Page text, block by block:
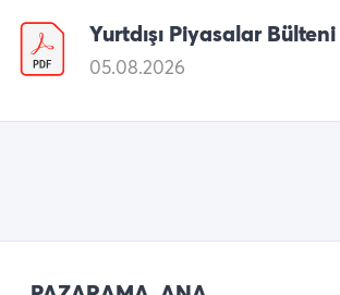
Yurtdışı Piyasalar Bülteni
05.08.2026